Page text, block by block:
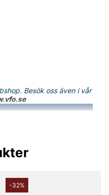
Besök oss även i vår
-32%